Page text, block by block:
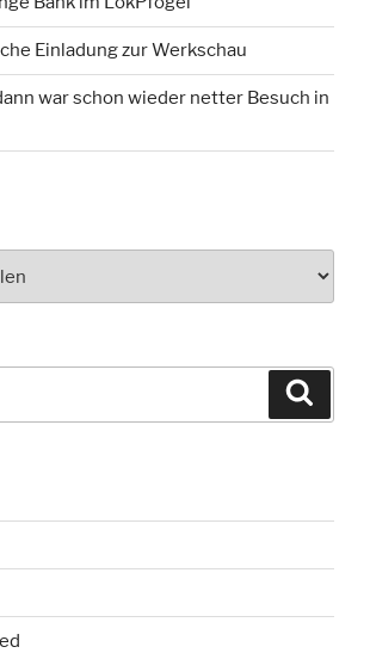
Einladung zur Werkschau
war schon wieder netter Besuch in